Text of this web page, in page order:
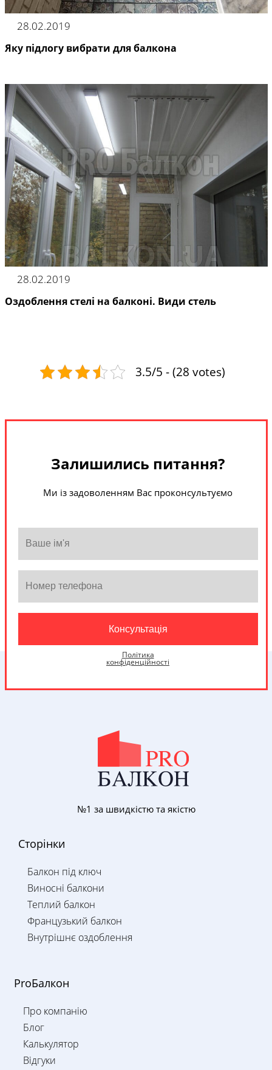
28.02.2019
Яку підлогу вибрати для балкона
28.02.2019
Оздоблення стелі на балконі. Види стель
3.5/5 - (28 votes)
Залишились питання?
Ми із задоволенням Вас проконсультуємо
Політика
конфіденційності
№1 за швидкістю та якістю
Сторінки
Балкон під ключ
Виносні балкони
Теплий балкон
Французький балкон
Внутрішнє оздоблення
ProБалкон
Про компанію
Блог
Калькулятор
Відгуки